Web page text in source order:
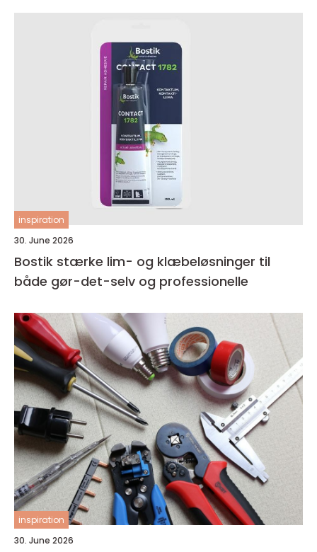
inspiration
30. June 2026
Bostik stærke lim- og klæbeløsninger til
både gør-det-selv og professionelle
inspiration
30. June 2026